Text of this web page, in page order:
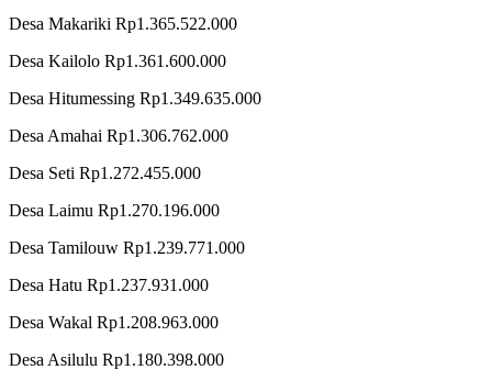
Desa Makariki Rp1.365.522.000
Desa Kailolo Rp1.361.600.000
Desa Hitumessing Rp1.349.635.000
Desa Amahai Rp1.306.762.000
Desa Seti Rp1.272.455.000
Desa Laimu Rp1.270.196.000
Desa Tamilouw Rp1.239.771.000
Desa Hatu Rp1.237.931.000
Desa Wakal Rp1.208.963.000
Desa Asilulu Rp1.180.398.000